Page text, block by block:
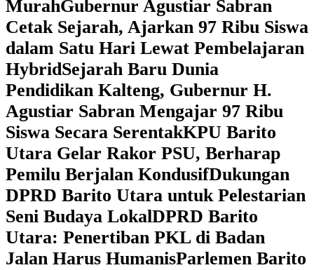
MurahGubernur Agustiar Sabran
Cetak Sejarah, Ajarkan 97 Ribu Siswa
dalam Satu Hari Lewat Pembelajaran
HybridSejarah Baru Dunia
Pendidikan Kalteng, Gubernur H.
Agustiar Sabran Mengajar 97 Ribu
Siswa Secara SerentakKPU Barito
Utara Gelar Rakor PSU, Berharap
Pemilu Berjalan KondusifDukungan
DPRD Barito Utara untuk Pelestarian
Seni Budaya LokalDPRD Barito
Utara: Penertiban PKL di Badan
Jalan Harus HumanisParlemen Barito